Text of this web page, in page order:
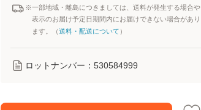
※一部地域・離島につきましては、送料が発生する場合や
表示のお届け予定日期間内にお届けできない場合があり
ます。（送料・配送について ）
ロットナンバー： 530584999